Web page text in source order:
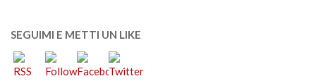
SEGUIMI E METTI UN LIKE